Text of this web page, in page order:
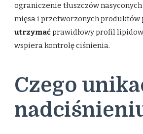
ograniczenie tłuszczów
mięsa i przetworzonych produktów
utrzymaćprawidłowy profil
wspiera kontrolę ciśnienia.
Czego